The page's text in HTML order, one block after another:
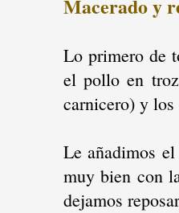
Macerado y
Lo primero de
el pollo en
carnicero) y
Le añadimos
muy bien con
dejamos